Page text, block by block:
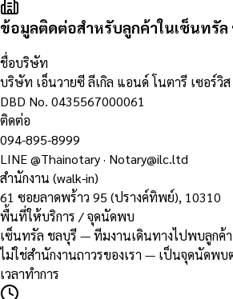
ข้อมูลติดต่อสำหรับลูกค้าในเซ็นทรัล
ชื่อบริษัท
บริษัท เอ็นวายซี ลีเกิล แอนด์ โนตารี เซอร์วิส
DBD No. 0435567000061
ติดต่อ
094-895-8999
LINE@Thainotary· Notary@ilc.ltd
สำนักงาน (walk-in)
61 ซอยลาดพร้าว 95 (ปรางค์ทิพย์), 10310
พื้นที่ให้บริการ / จุดนัดพบ
เซ็นทรัล ชลบุรี — ทีมงานเดินทางไปพบลูกค้
ไม่ใช่สำนักงานถาวรของเรา — เป็นจุดนัดพ
เวลาทำการ